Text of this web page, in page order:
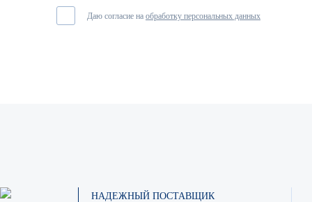
Даю согласие на обработку персональных данных
НАДЕЖНЫЙ ПОСТАВЩИК